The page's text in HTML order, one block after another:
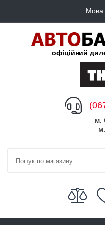
Мова:
офіційний
м.